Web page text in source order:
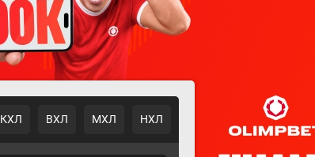
КХЛ ВХЛ МХЛ НХЛ